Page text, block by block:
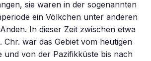
sie waren in der sogenannten
ein Völkchen unter anderen
In dieser Zeit zwischen etwa
Chr. war das Gebiet vom heutigen
und von der Pazifikküste bis nach